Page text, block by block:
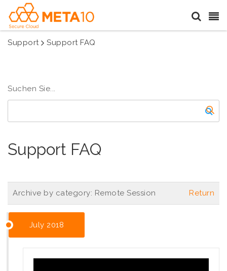
Support Support FAQ
Suchen Sie...
Support FAQ
Archive by category: Remote Session Return
July 2018